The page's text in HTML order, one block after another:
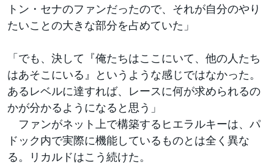
トン・セナのファンだったので、それが自分のやり
たいことの大きな部分を占めていた」
「でも、決して『俺たちはここにいて、他の人たち
はあそこにいる』というような感じではなかった。
あるレベルに達すれば、レースに何が求められるの
かが分かるようになると思う」
ファンがネット上で構築するヒエラルキーは、パ
ドック内で実際に機能しているものとは全く異な
る。リカルドはこう続けた。